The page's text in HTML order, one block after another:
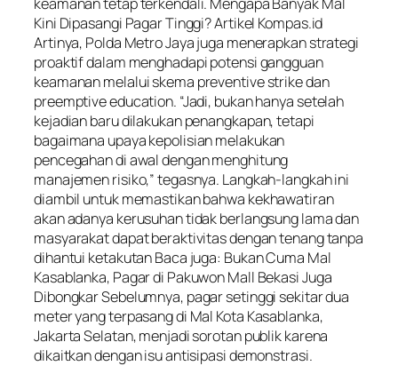
Kini Dipasangi Pagar Tinggi? Artikel Kompas.id
Artinya, Polda Metro Jaya juga menerapkan strategi
proaktif dalam menghadapi potensi gangguan
keamanan melalui skema preventive strike dan
preemptive education. “Jadi, bukan hanya setelah
kejadian baru dilakukan penangkapan, tetapi
bagaimana upaya kepolisian melakukan
pencegahan di awal dengan menghitung
manajemen risiko,” tegasnya. Langkah-langkah ini
diambil untuk memastikan bahwa kekhawatiran
akan adanya kerusuhan tidak berlangsung lama dan
masyarakat dapat beraktivitas dengan tenang tanpa
dihantui ketakutan Baca juga: Bukan Cuma Mal
Kasablanka, Pagar di Pakuwon Mall Bekasi Juga
Dibongkar Sebelumnya, pagar setinggi sekitar dua
meter yang terpasang di Mal Kota Kasablanka,
Jakarta Selatan, menjadi sorotan publik karena
dikaitkan dengan isu antisipasi demonstrasi.